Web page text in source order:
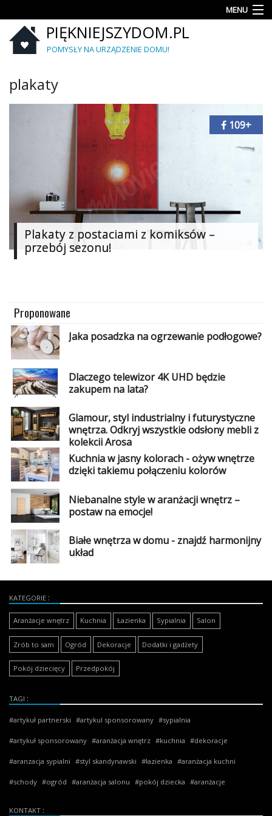
MENU
Aranżacje
wnętrz
sam
Ogród
Dekoracje
gadżety
Pokój
dziecięcy
Przedpokój
Najlepsze
Kategorie
Dodaj
«
Dodaj
Dodaj
Dodaj
artykuł
Dodaj
galerię
PIĘKNIEJSZYDOM.PL
POMYSŁY NA URZĄDZENIE DOMU!
plakaty
Plakaty z postaciami z komiksów –
przebój sezonu!
109+
Proponowane
Jaka posadzka na ogrzewanie podłogowe?
Dlaczego telewizor 4K UHD będzie
zakupem na lata?
Glamour, styl industrialny i futurystyczne
wnętrza. Odkryj wszystkie odsłony mebli z
kolekcji Arosa
Kuchnia w jasny kolorach - ożyw wnętrze
dzięki takiemu połączeniu kolorów
Niebanalne style w aranżacji wnętrz –
postaw na emocje!
Białe wnętrza w domu - znajdź harmonijny
układ
KATEGORIE
Aranżacje wnętrz Kuchnia Łazienka Sypialnia Salon
Zrób to sam Ogród Dekoracje Dodatki i gadżety
Pokój dziecięcy Przedpokój
TAGI
artykuł partnerski artykul sponsorowany sypialnia
artykuł sponsorowany aranżacja wnętrz kuchnia dekoracje
aranzacja sypialni styl skandynawski łazienka aranżacja kuchni
schody ogród aranżacja salonu pokój dziecka aranżacje
KONTAKT